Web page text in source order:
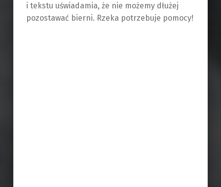
i tekstu uświadamia, że nie możemy dłużej
pozostawać bierni. Rzeka potrzebuje pomocy!